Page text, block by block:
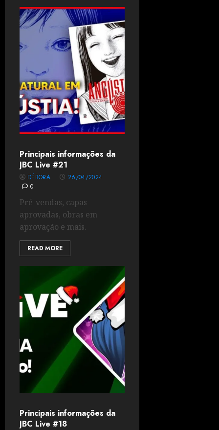
Principais informações da
JBC Live #21
DÉBORA
26/04/2024
0
Pré-vendas, capas
aprovadas, obras em
aprovação e mais.
READ MORE
Principais informações da
JBC Live #18